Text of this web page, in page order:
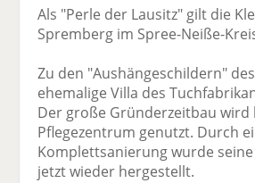
Als "Perle der Lausitz" gilt die
Spremberg im Spree-Neiße-
Zu den "Aushängeschildern"
ehemalige Villa des
Der große Gründerzeitbau wird
Pflegezentrum genutzt. Durch
Komplettsanierung wurde
jetzt wieder hergestellt.